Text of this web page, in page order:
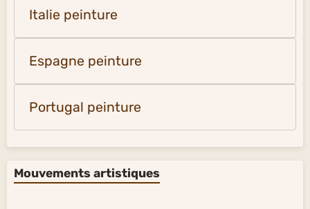
Italie peinture
Espagne peinture
Portugal peinture
Mouvements artistiques